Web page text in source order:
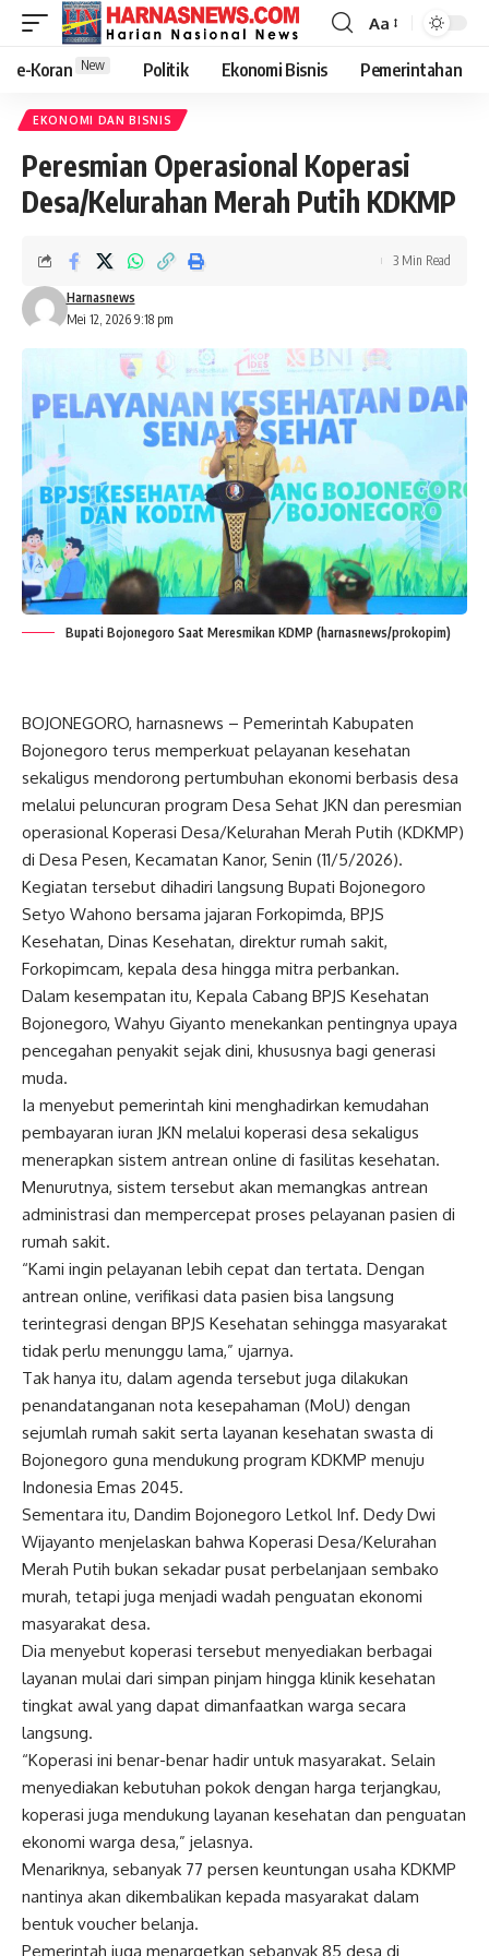
Aa
e-Koran New Politik Ekonomi Bisnis Pemerintahan
EKONOMI DAN BISNIS
Peresmian Operasional Koperasi
Desa/Kelurahan Merah Putih KDKMP
Mei 12, 2026 9:18 pm
Harnasnews
3 Min Read
Bupati Bojonegoro Saat Meresmikan KDMP (harnasnews/prokopim)
BOJONEGORO, harnasnews – Pemerintah Kabupaten
Bojonegoro terus memperkuat pelayanan kesehatan
sekaligus mendorong pertumbuhan ekonomi berbasis desa
melalui peluncuran program Desa Sehat JKN dan peresmian
operasional Koperasi Desa/Kelurahan Merah Putih (KDKMP)
di Desa Pesen, Kecamatan Kanor, Senin (11/5/2026).
Kegiatan tersebut dihadiri langsung Bupati Bojonegoro
Setyo Wahono bersama jajaran Forkopimda, BPJS
Kesehatan, Dinas Kesehatan, direktur rumah sakit,
Forkopimcam, kepala desa hingga mitra perbankan.
Dalam kesempatan itu, Kepala Cabang BPJS Kesehatan
Bojonegoro, Wahyu Giyanto menekankan pentingnya upaya
pencegahan penyakit sejak dini, khususnya bagi generasi
muda.
Ia menyebut pemerintah kini menghadirkan kemudahan
pembayaran iuran JKN melalui koperasi desa sekaligus
menerapkan sistem antrean online di fasilitas kesehatan.
Menurutnya, sistem tersebut akan memangkas antrean
administrasi dan mempercepat proses pelayanan pasien di
rumah sakit.
“Kami ingin pelayanan lebih cepat dan tertata. Dengan
antrean online, verifikasi data pasien bisa langsung
terintegrasi dengan BPJS Kesehatan sehingga masyarakat
tidak perlu menunggu lama,” ujarnya.
Tak hanya itu, dalam agenda tersebut juga dilakukan
penandatanganan nota kesepahaman (MoU) dengan
sejumlah rumah sakit serta layanan kesehatan swasta di
Bojonegoro guna mendukung program KDKMP menuju
Indonesia Emas 2045.
Sementara itu, Dandim Bojonegoro Letkol Inf. Dedy Dwi
Wijayanto menjelaskan bahwa Koperasi Desa/Kelurahan
Merah Putih bukan sekadar pusat perbelanjaan sembako
murah, tetapi juga menjadi wadah penguatan ekonomi
masyarakat desa.
Dia menyebut koperasi tersebut menyediakan berbagai
layanan mulai dari simpan pinjam hingga klinik kesehatan
tingkat awal yang dapat dimanfaatkan warga secara
langsung.
“Koperasi ini benar-benar hadir untuk masyarakat. Selain
menyediakan kebutuhan pokok dengan harga terjangkau,
koperasi juga mendukung layanan kesehatan dan penguatan
ekonomi warga desa,” jelasnya.
Menariknya, sebanyak 77 persen keuntungan usaha KDKMP
nantinya akan dikembalikan kepada masyarakat dalam
bentuk voucher belanja.
Pemerintah juga menargetkan sebanyak 85 desa di